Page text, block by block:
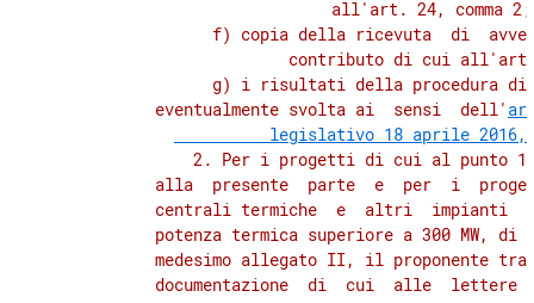
all'art. 24, comma
f) copia della ricevuta  di
contributo di cui
g) i risultati della procedura
          eventualmente svolta ai  sensi  dell'
legislativo 18 aprile 2016,
2. Per i progetti di cui al punto
alla  presente  parte  e  per  i
centrali termiche  e  altri  impianti
potenza termica superiore a 300 MW, di
medesimo allegato II, il proponente
documentazione  di  cui  alle  lettere